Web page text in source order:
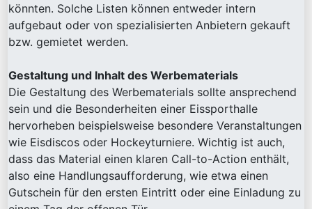
könnten. Solche Listen können entweder intern
aufgebaut oder von spezialisierten Anbietern gekauft
bzw. gemietet werden.
Gestaltung und Inhalt des Werbematerials
Die Gestaltung des Werbematerials sollte ansprechend
sein und die Besonderheiten einer Eissporthalle
hervorheben beispielsweise besondere Veranstaltungen
wie Eisdiscos oder Hockeyturniere. Wichtig ist auch,
dass das Material einen klaren Call-to-Action enthält,
also eine Handlungsaufforderung, wie etwa einen
Gutschein für den ersten Eintritt oder eine Einladung zu